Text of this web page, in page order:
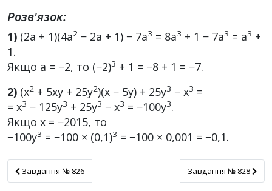
Розв'язок:
1) (2a + 1)(4a2 − 2a + 1) − 7a3 = 8a3 + 1 − 7a3 = a3 +
1.
Якщо a = −2, то (−2)3 + 1 = −8 + 1 = −7.
2) (x2 + 5xy + 25y2)(x − 5y) + 25y3 − x3 =
= x3 − 125y3 + 25y3 − x3 = −100y3.
Якщо x = −2015, то
−100y3 = −100 × (0,1)3 = −100 × 0,001 = −0,1.
Завдання № 826
Завдання № 826 Завдання № 828
Завдання № 828